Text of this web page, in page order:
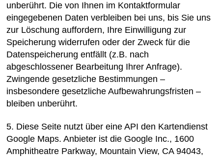
unberührt. Die von Ihnen im Kontaktformular
eingegebenen Daten verbleiben bei uns, bis Sie uns
zur Löschung auffordern, Ihre Einwilligung zur
Speicherung widerrufen oder der Zweck für die
Datenspeicherung entfällt (z.B. nach
abgeschlossener Bearbeitung Ihrer Anfrage).
Zwingende gesetzliche Bestimmungen –
insbesondere gesetzliche Aufbewahrungsfristen –
bleiben unberührt.
5. Diese Seite nutzt über eine API den Kartendienst
Google Maps. Anbieter ist die Google Inc., 1600
Amphitheatre Parkway, Mountain View, CA 94043,